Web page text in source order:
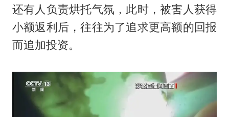
还有人负责烘托气氛，此时，被害人获得
小额返利后，往往为了追求更高额的回报
而追加投资。